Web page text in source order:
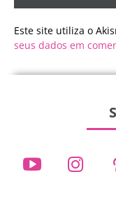
Este site utiliza o
seus dados em